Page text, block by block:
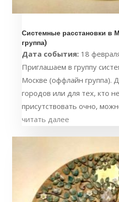
Системные расстановки в
группа)
Дата события: 18
Приглашаем в группу
Москве (оффлайн группа).
городов или для тех, кто
присутствовать очно,
читать далее